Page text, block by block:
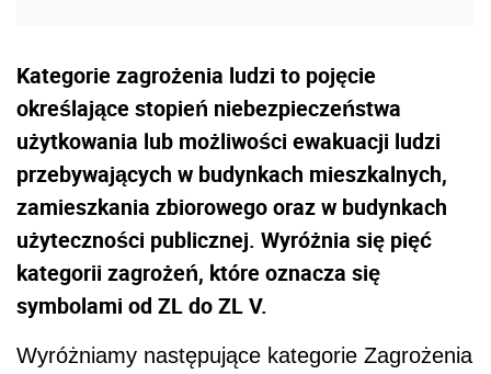
Kategorie zagrożenia ludzi to pojęcie
określające stopień niebezpieczeństwa
użytkowania lub możliwości ewakuacji ludzi
przebywających w budynkach mieszkalnych,
zamieszkania zbiorowego oraz w budynkach
użyteczności publicznej. Wyróżnia się pięć
kategorii zagrożeń, które oznacza się
symbolami od ZL do ZL V.
Wyróżniamy następujące kategorie Zagrożenia